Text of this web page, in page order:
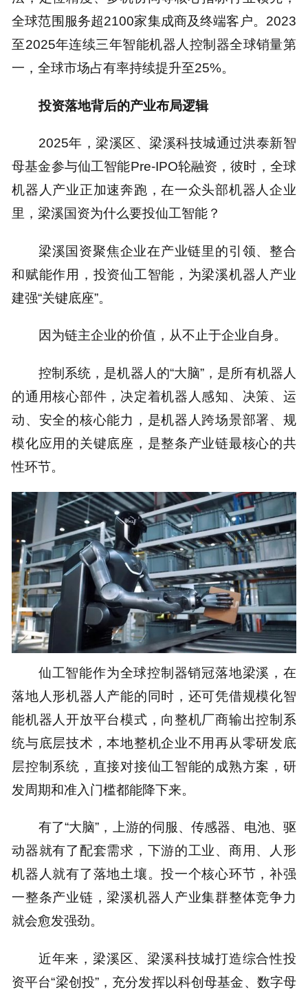
全球范围服务超2100家集成商及终端客户。2023
至2025年连续三年智能机器人控制器全球销量第
一，全球市场占有率持续提升至25%。
投资落地背后的产业布局逻辑
2025年，梁溪区、梁溪科技城通过洪泰新智
母基金参与仙工智能Pre-IPO轮融资，彼时，全球
机器人产业正加速奔跑，在一众头部机器人企业
里，梁溪国资为什么要投仙工智能？
梁溪国资聚焦企业在产业链里的引领、整合
和赋能作用，投资仙工智能，为梁溪机器人产业
建强“关键底座”。
因为链主企业的价值，从不止于企业自身。
控制系统，是机器人的“大脑”，是所有机器人
的通用核心部件，决定着机器人感知、决策、运
动、安全的核心能力，是机器人跨场景部署、规
模化应用的关键底座，是整条产业链最核心的共
性环节。
仙工智能作为全球控制器销冠落地梁溪，在
落地人形机器人产能的同时，还可凭借规模化智
能机器人开放平台模式，向整机厂商输出控制系
统与底层技术，本地整机企业不用再从零研发底
层控制系统，直接对接仙工智能的成熟方案，研
发周期和准入门槛都能降下来。
有了“大脑”，上游的伺服、传感器、电池、驱
动器就有了配套需求，下游的工业、商用、人形
机器人就有了落地土壤。投一个核心环节，补强
一整条产业链，梁溪机器人产业集群整体竞争力
就会愈发强劲。
近年来，梁溪区、梁溪科技城打造综合性投
资平台“梁创投”，充分发挥以科创母基金、数字母